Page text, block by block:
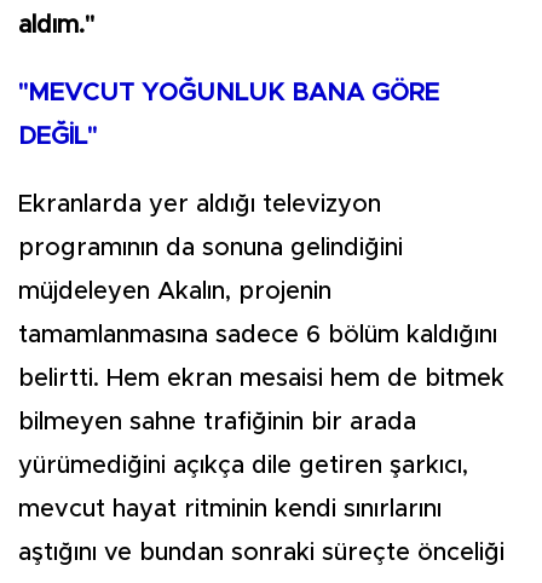
aldım."
"MEVCUT YOĞUNLUK BANA GÖRE
DEĞİL"
Ekranlarda yer aldığı televizyon
programının da sonuna gelindiğini
müjdeleyen Akalın, projenin
tamamlanmasına sadece 6 bölüm kaldığını
belirtti. Hem ekran mesaisi hem de bitmek
bilmeyen sahne trafiğinin bir arada
yürümediğini açıkça dile getiren şarkıcı,
mevcut hayat ritminin kendi sınırlarını
aştığını ve bundan sonraki süreçte önceliği